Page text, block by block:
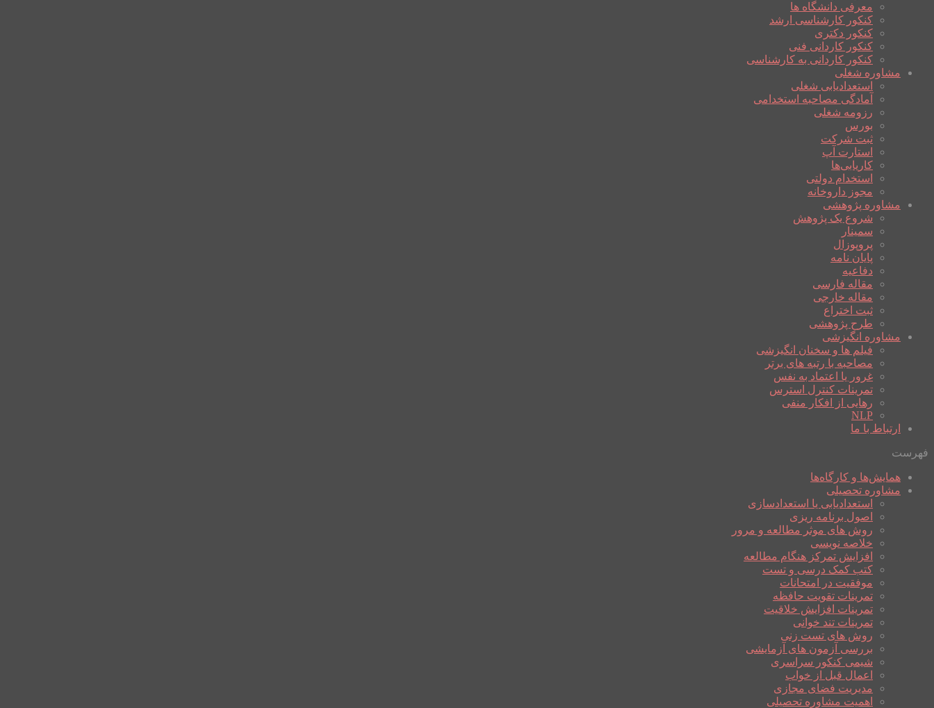
معرفی دانشگاه ها
کنکور کارشناسی ارشد
کنکور دکتری
کنکور کاردانی فنی
کنکور کاردانی به کارشناسی
مشاوره شغلی
استعدادیابی شغلی
آمادگی مصاحبه استخدامی
رزومه شغلی
بورس
ثبت شرکت
استارت آپ
کاریابی‌ها
استخدام دولتی
مجوز داروخانه
مشاوره پژوهشی
شروع یک پژوهش
سمینار
پروپوزال
پایان نامه
دفاعیه
مقاله فارسی
مقاله خارجی
ثبت اختراع
طرح پژوهشی
مشاوره انگیزشی
فیلم ها و سخنان انگیزشی
مصاحبه با رتبه های برتر
غرور یا اعتماد به نفس
تمرینات کنترل استرس
رهایی از افکار منفی
NLP
ارتباط با ما
فهرست
همایش‌ها و کارگاه‌ها
مشاوره تحصیلی
استعدادیابی یا استعدادسازی
اصول برنامه ریزی
روش های موثر مطالعه و مرور
خلاصه نویسی
افزایش تمرکز هنگام مطالعه
کتب کمک درسی و تست
موفقیت در امتحانات
تمرینات تقویت حافظه
تمرینات افزایش خلاقیت
تمرینات تند خوانی
روش های تست زنی
بررسی آزمون های آزمایشی
شیمی کنکور سراسری
اعمال قبل از خواب
مدیریت فضای مجازی
اهمیت مشاوره تحصیلی